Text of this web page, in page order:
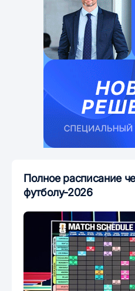
Полное расписание
футболу-2026